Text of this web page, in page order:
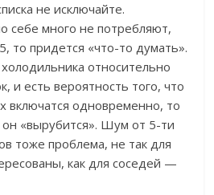
не исключайте.
себе много не потребляют,
то придется «что-то думать».
относительно
и есть вероятность того, что
включатся одновременно, то
он «вырубится». Шум от 5-ти
тоже проблема, не так для
как для соседей —